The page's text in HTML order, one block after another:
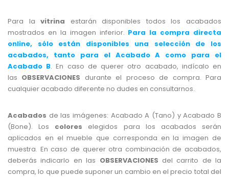
Para lavitrina estarán disponibles todos los acabados
mostrados en la imagen inferior. Para la compra directa
online, sólo están disponibles una selección de los
acabados, tanto para el Acabado A como para el
Acabado B. En caso de querer otro acabado, indícalo en
las OBSERVACIONES durante el proceso de compra. Para
cualquier acabado diferente no dudes en consultarnos.
Acabados de las imágenes: Acabado A (Tano) y Acabado B
(Bone). Los colores elegidos para los acabados serán
aplicados en el mueble que corresponda en la imagen de
muestra. En caso de querer otra combinación de acabados,
deberás indicarlo en las OBSERVACIONES del carrito de la
compra, lo que puede suponer un cambio en el precio total del